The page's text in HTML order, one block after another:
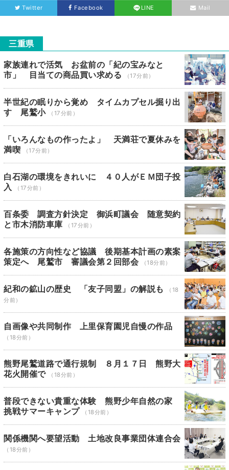
Twitter Facebook LINE Mail
三重県
家族連れで活気 お盆前の「紀の宝みなと
市」 目当ての商品買い求める
（17分前）
半世紀の眠りから覚め タイムカプセル掘り出
す 尾鷲小
（17分前）
「いろんなもの作ったよ」 天満荘で夏休みを
満喫
（17分前）
白石湖の環境をきれいに ４０人がＥＭ団子投
入
（17分前）
百条委 調査方針決定 御浜町議会 随意契約
と市木消防車庫
（17分前）
各施策の方向性など協議 後期基本計画の素案
策定へ 尾鷲市 審議会第２回部会
（18分前）
紀和の鉱山の歴史 「友子同盟」の解説も
（18
分前）
自画像や共同制作 上里保育園児自慢の作品
（18分前）
熊野尾鷲道路で通行規制 ８月１７日 熊野大
花火開催で
（18分前）
普段できない貴重な体験 熊野少年自然の家
挑戦サマーキャンプ
（18分前）
関係機関へ要望活動 土地改良事業団体連合会
（18分前）